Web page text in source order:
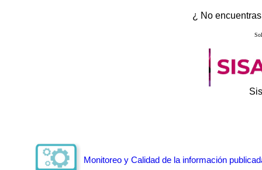
¿ No
Monitoreo y Calidad de la información